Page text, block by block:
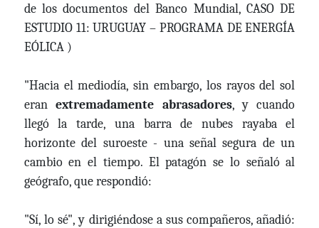
de los documentos del Banco Mundial, CASO DE
ESTUDIO 11: URUGUAY – PROGRAMA DE ENERGÍA
EÓLICA )
"Hacia el mediodía, sin embargo, los rayos del sol
eranextremadamente abrasadores, y cuando
llegó la tarde, una barra de nubes rayaba el
horizonte del suroeste - una señal segura de un
cambio en el tiempo. El patagón se lo señaló al
geógrafo, que respondió:
"Sí, lo sé", y dirigiéndose a sus compañeros, añadió: